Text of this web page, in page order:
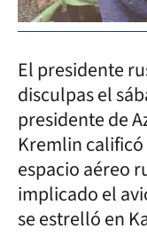
El presidente
disculpas el
presidente de
Kremlin
espacio aéreo
implicado el
se estrelló en